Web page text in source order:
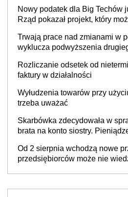
Nowy podatek dla Big Techów
Rząd pokazał projekt, który
Trwają prace nad zmianami w
wyklucza podwyższenia
Rozliczanie odsetek od
faktury w działalności
Wyłudzenia towarów przy
trzeba uważać
Skarbówka zdecydowała w
brata na konto siostry.
będzie
Od 2 sierpnia wchodzą nowe
przedsiębiorców może nie